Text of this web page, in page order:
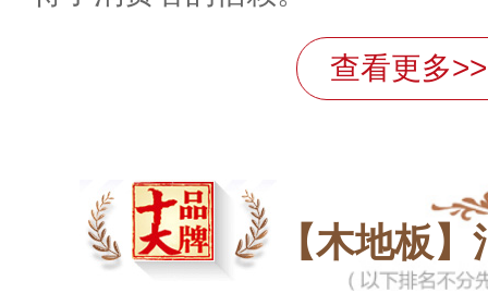
查看更多>>
【木地板